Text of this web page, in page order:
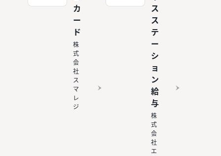
カ
ー
ド
株
式
会
社
ス
マ
レ
ジ
ス
ス
テ
ー
シ
ョ
ン
給
与
株
式
会
社
エ